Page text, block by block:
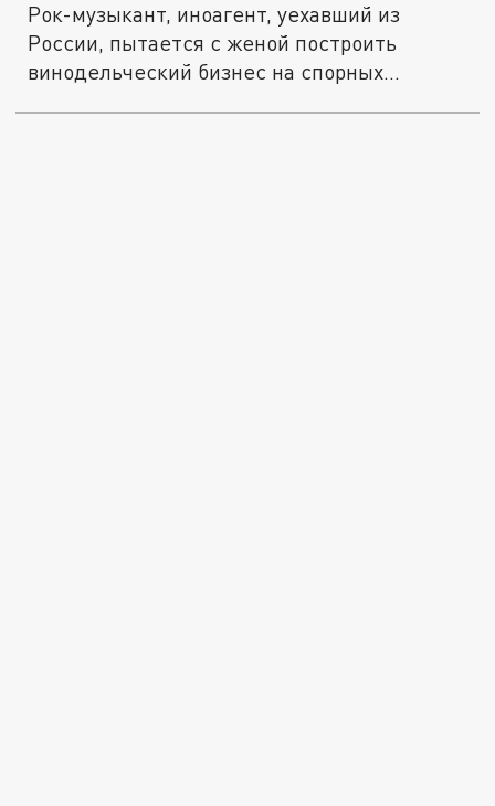
Рок-музыкант, иноагент, уехавший из
России, пытается с женой построить
винодельческий бизнес на спорных...